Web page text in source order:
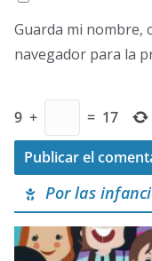
Guarda mi nombre,
navegador para la
9 + = 17
Por las